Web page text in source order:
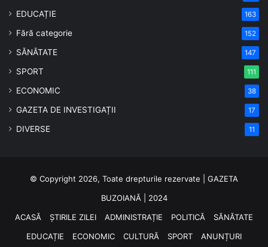
EDUCAȚIE 163
Fără categorie 152
SĂNĂTATE 147
SPORT 111
ECONOMIC 38
GAZETA DE INVESTIGAȚII 17
DIVERSE 11
© Copyright 2026, Toate drepturile rezervate | GAZETA
BUZOIANĂ | 2024
ACASĂ
ȘTIRILE ZILEI ADMINISTRAȚIE POLITICĂ
SĂNĂTATE
EDUCAȚIE
ECONOMIC CULTURĂ SPORT ANUNȚURI